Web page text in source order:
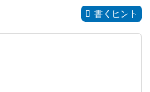
書くヒント